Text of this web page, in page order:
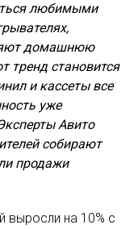
любимыми
домашнюю
тренд становится
и кассеты все
уже
Авито
собирают
продажи
выросли на 10% с